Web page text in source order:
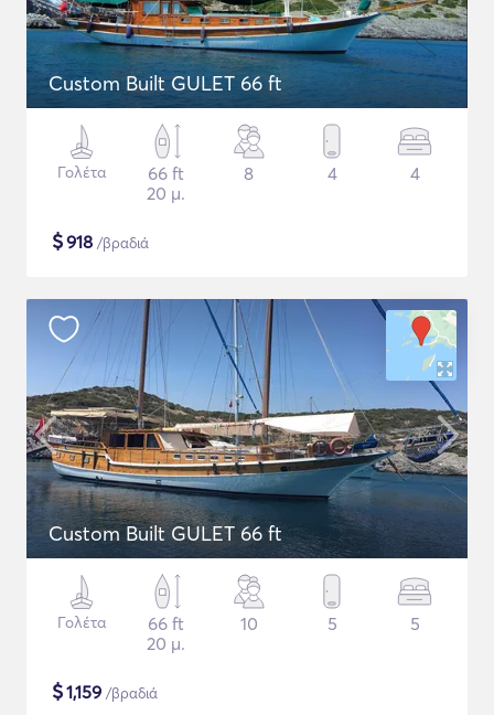
Custom Built GULET 66 ft
Γολέτα
66 ft
20 μ.
8 4 4
$918 /βραδιά
Custom Built GULET 66 ft
Γολέτα
66 ft
20 μ.
10 5 5
$1,159 /βραδιά